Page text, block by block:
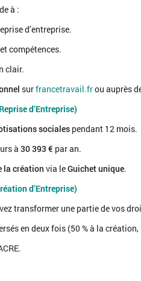
à :
d’entreprise.
compétences.
clair.
surfrancetravail.frou auprès
d’Entreprise)
sociales pendant 12 mois.
à 30 393 € par an.
la création via leGuichet unique.
d’Entreprise)
transformer une partie de vos
en deux fois (50 % à la